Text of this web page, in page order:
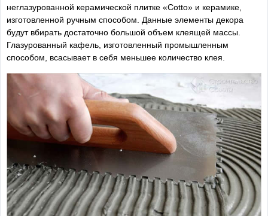
неглазурованной керамической плитке «Cotto» и керамике,
изготовленной ручным способом. Данные элементы декора
будут вбирать достаточно большой объем клеящей массы.
Глазурованный кафель, изготовленный промышленным
способом, всасывает в себя меньшее количество клея.